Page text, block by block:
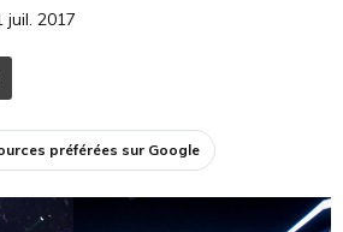
juil. 2017
AUX
préférées sur Google